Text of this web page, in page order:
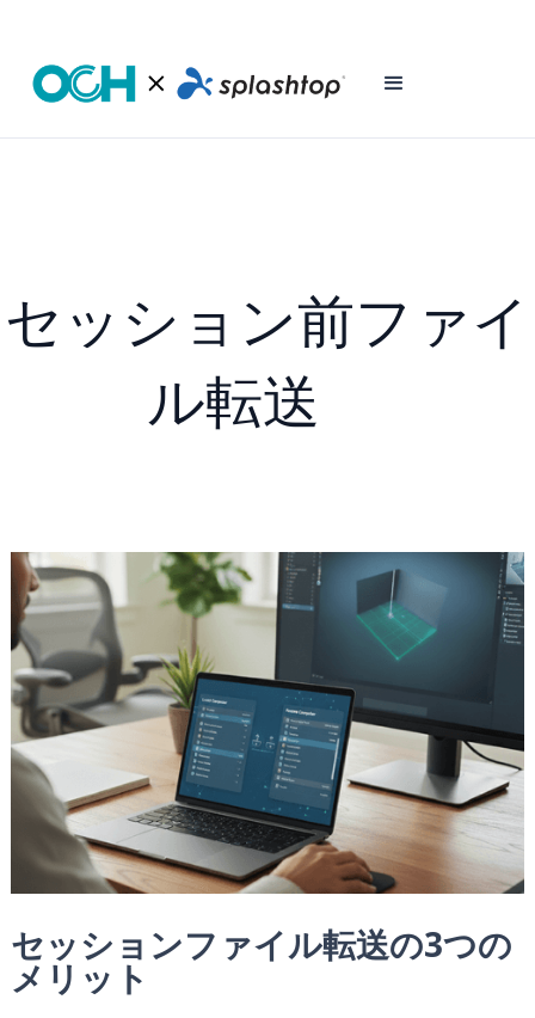
セッション前ファイ
ル転送
セッションファイル転送の3つの
メリット